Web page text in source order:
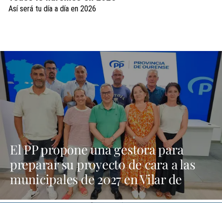
Así será tu día a día en 2026
El PP propone una gestora para
preparar su proyecto de cara a las
municipales de 2027 en Vilar de
Barrio | NOTICIAS XINZO